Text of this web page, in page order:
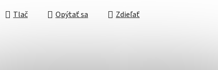
Tlač Opýtať sa Zdieľať